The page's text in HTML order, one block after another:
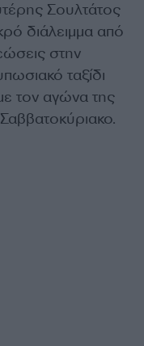
Σουλτάτος
διάλειμμα από
στην
ταξίδι
τον αγώνα της